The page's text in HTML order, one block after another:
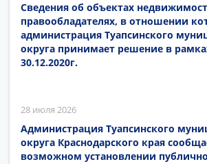
Сведения об объектах
правообладателях, в отношении
администрация Туапсинского
округа принимает решение в
30.12.2020г.
28 июля 2026
Администрация Туапсинского
округа Краснодарского края
возможном установлении